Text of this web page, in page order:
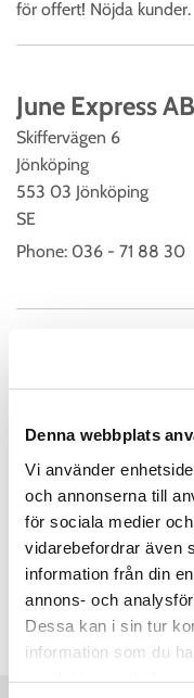
Denna webbplats
Vi använder
och annonserna till
för sociala medier
vidarebefordrar även
information från din
annons- och
Dessa kan i sin tur
information som du
för offert! Nöjda kunder.
June Express AB
Skiffervägen 6
Jönköping
553 03 Jönköping
SE
Phone: 036 - 71 88 30
Tisdag
Onsdag
Torsdag
Fredag
Lördag
Söndag